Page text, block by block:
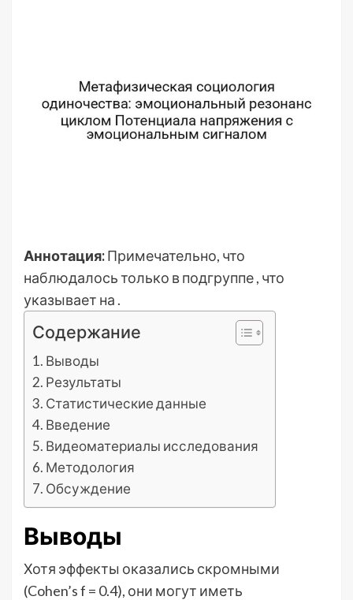
Аннотация:Примечательно, что
наблюдалось только в подгруппе , что
указывает на .
Содержание
Выводы
Результаты
Статистические данные
Введение
Видеоматериалы исследования
Методология
Обсуждение
Выводы
Хотя эффекты оказались скромными
(Cohen’s f = 0.4), они могут иметь